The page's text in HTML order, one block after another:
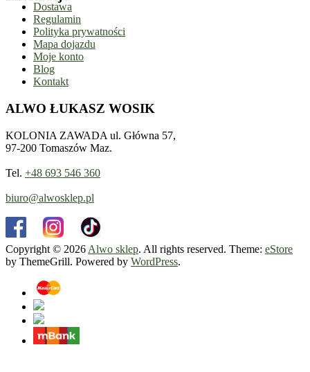
Dostawa
Regulamin
Polityka prywatności
Mapa dojazdu
Moje konto
Blog
Kontakt
ALWO ŁUKASZ WOSIK
KOLONIA ZAWADA ul. Główna 57,
97-200 Tomaszów Maz.
Tel. +48 693 546 360
biuro@alwosklep.pl
Copyright © 2026 Alwo sklep. All rights reserved. Theme: eStore
by ThemeGrill. Powered by WordPress.